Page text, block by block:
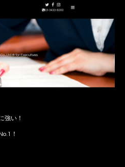
強い！
！